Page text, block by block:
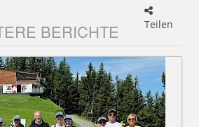
Teilen
BERICHTE